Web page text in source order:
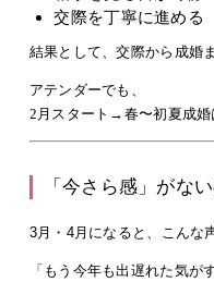
交際を丁寧に進める
結果として、交際から成婚
アテンダーでも、
2月スタート→春〜初夏成婚
「今さら感」がな
3月・4月になると、こんな
「もう今年も出遅れた気が